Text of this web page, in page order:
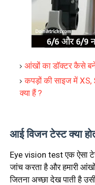
आंखों का डॉक्टर कैसे
कपड़ों की साइज में
क्या हैं ?
आई विजन टेस्ट क्या
Eye vision test एक ऐसा
जांच करता है और हमारी
जितना अच्छा देख पाती है